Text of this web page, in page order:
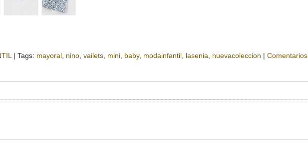
| Tags: mayoral nino vailets mini baby modainfantil lasenia nuevacoleccion | Comentarios